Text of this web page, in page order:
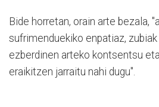
Bide horretan, orain arte bezala,
sufrimenduekiko enpatiaz,
ezberdinen arteko kontsentsu
eraikitzen jarraitu nahi dugu".